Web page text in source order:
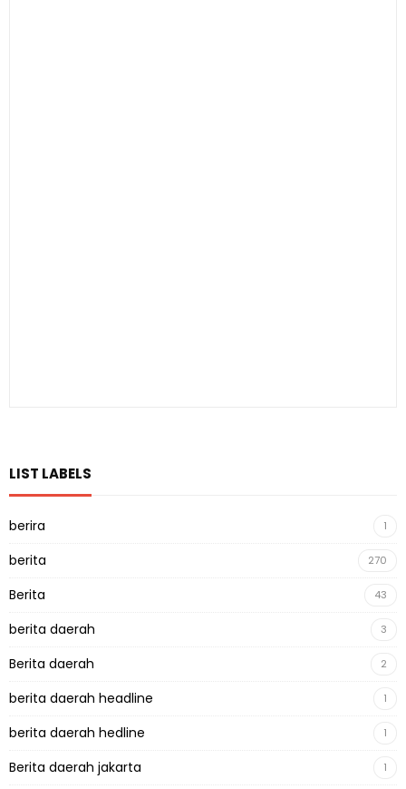
LIST LABELS
berira 1
berita 270
Berita 43
berita daerah 3
Berita daerah 2
berita daerah headline 1
berita daerah hedline 1
Berita daerah jakarta 1